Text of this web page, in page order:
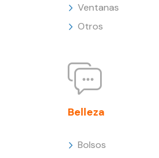
Ventanas
Otros
Belleza
Bolsos